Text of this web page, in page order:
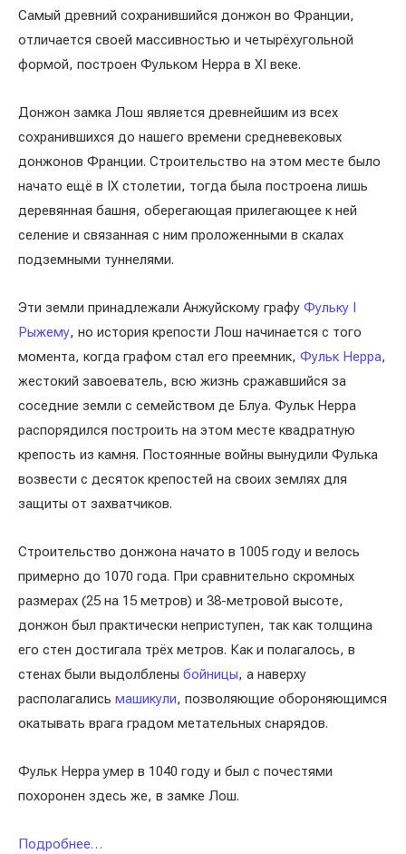
Самый древний сохранившийся донжон во Франции,
отличается своей массивностью и четырёхугольной
формой, построен Фульком Нерра в XI веке.
Донжон замка Лош является древнейшим из всех
сохранившихся до нашего времени средневековых
донжонов Франции. Строительство на этом месте было
начато ещё в IX столетии, тогда была построена лишь
деревянная башня, оберегающая прилегающее к ней
селение и связанная с ним проложенными в скалах
подземными туннелями.
Эти земли принадлежали Анжуйскому графу Фульку I
Рыжему, но история крепости Лош начинается с того
момента, когда графом стал его преемник, Фульк Нерра,
жестокий завоеватель, всю жизнь сражавшийся за
соседние земли с семейством де Блуа. Фульк Нерра
распорядился построить на этом месте квадратную
крепость из камня. Постоянные войны вынудили Фулька
возвести с десяток крепостей на своих землях для
защиты от захватчиков.
Строительство донжона начато в 1005 году и велось
примерно до 1070 года. При сравнительно скромных
размерах (25 на 15 метров) и 38-метровой высоте,
донжон был практически неприступен, так как толщина
его стен достигала трёх метров. Как и полагалось, в
стенах были выдолблены бойницы, а наверху
располагались машикули, позволяющие обороняющимся
окатывать врага градом метательных снарядов.
Фульк Нерра умер в 1040 году и был с почестями
похоронен здесь же, в замке Лош.
Подробнее…